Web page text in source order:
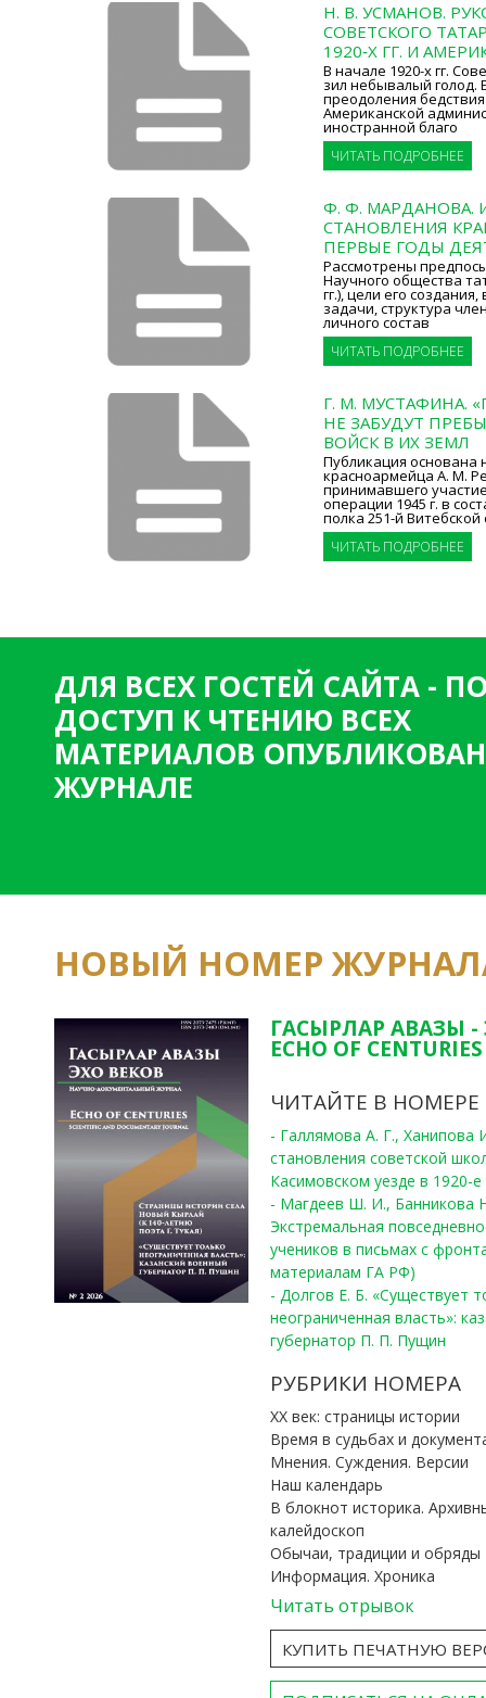
Н. В. УСМАНОВ.
СОВЕТСКОГО
1920‑Х ГГ. И
В начале 1920-х гг.
зил небывалый голод.
преодоления
Американской
иностранной благо
ЧИТАТЬ ПОДРОБНЕЕ
Ф. Ф. МАРДАНОВА.
СТАНОВЛЕНИЯ
ПЕРВЫЕ ГОДЫ
Рассмотрены
Научного общества
гг.), цели его
задачи, структура
личного состав
ЧИТАТЬ ПОДРОБНЕЕ
Г. М. МУСТАФИНА.
НЕ ЗАБУДУТ
ВОЙСК В ИХ ЗЕМЛ
Публикация основана
красноармейца А. М.
принимавшего
операции 1945 г. в
полка 251-й Витебской
ЧИТАТЬ ПОДРОБНЕЕ
ДЛЯ ВСЕХ ГОСТЕЙ САЙТА -
ДОСТУП К ЧТЕНИЮ ВСЕХ
МАТЕРИАЛОВ
ЖУРНАЛЕ
НОВЫЙ НОМЕР
ГАСЫРЛАР АВАЗЫ -
ECHO OF
ЧИТАЙТЕ В НОМЕРЕ
- Галлямова А. Г.,
становления советской
Касимовском уезде в 1920-е
- Магдеев Ш. И., Банникова
Экстремальная
учеников в письмах с
материалам ГА РФ)
- Долгов Е. Б. «Существует
неограниченная власть»:
губернатор П. П. Пущин
РУБРИКИ НОМЕРА
ХХ век: страницы истории
Время в судьбах и
Мнения. Суждения. Версии
Наш календарь
В блокнот историка.
калейдоскоп
Обычаи, традиции и обряды
Информация. Хроника
Читать отрывок
КУПИТЬ ПЕЧАТНУЮ